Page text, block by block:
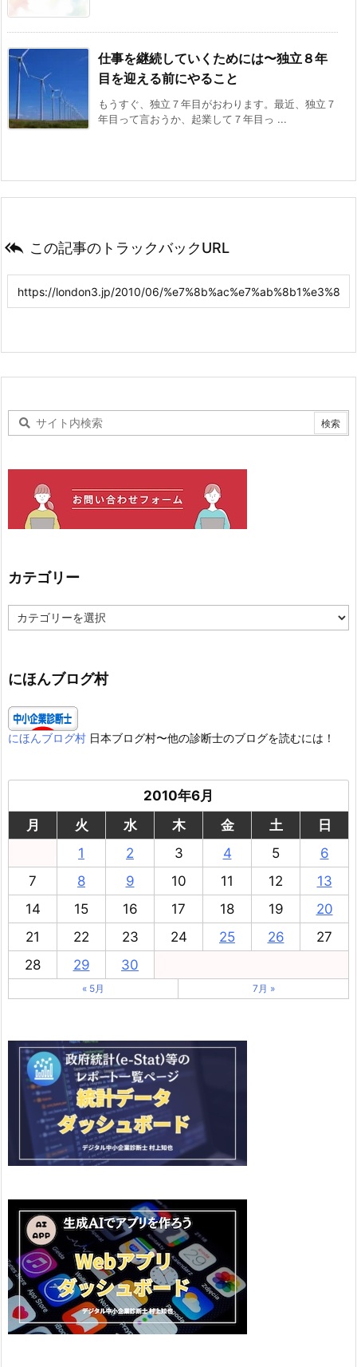
仕事を継続していくためには〜独立８年
目を迎える前にやること
もうすぐ、独立７年目がおわります。最近、独立７
年目って言おうか、起業して７年目っ ...
 この記事のトラックバックURL
カテゴリー
テ
ー
にほんブログ村
にほんブログ村 日本ブログ村〜他の診断士のブログを読むには！
2010年6月
月
火 水 木 金 土
日
1
2 3 4 5
6
7
8 9 10 11 12
13
14
15 16 17 18 19
20
21
22 23 24 25 26
27
28
29 30
« 5月 7月 »